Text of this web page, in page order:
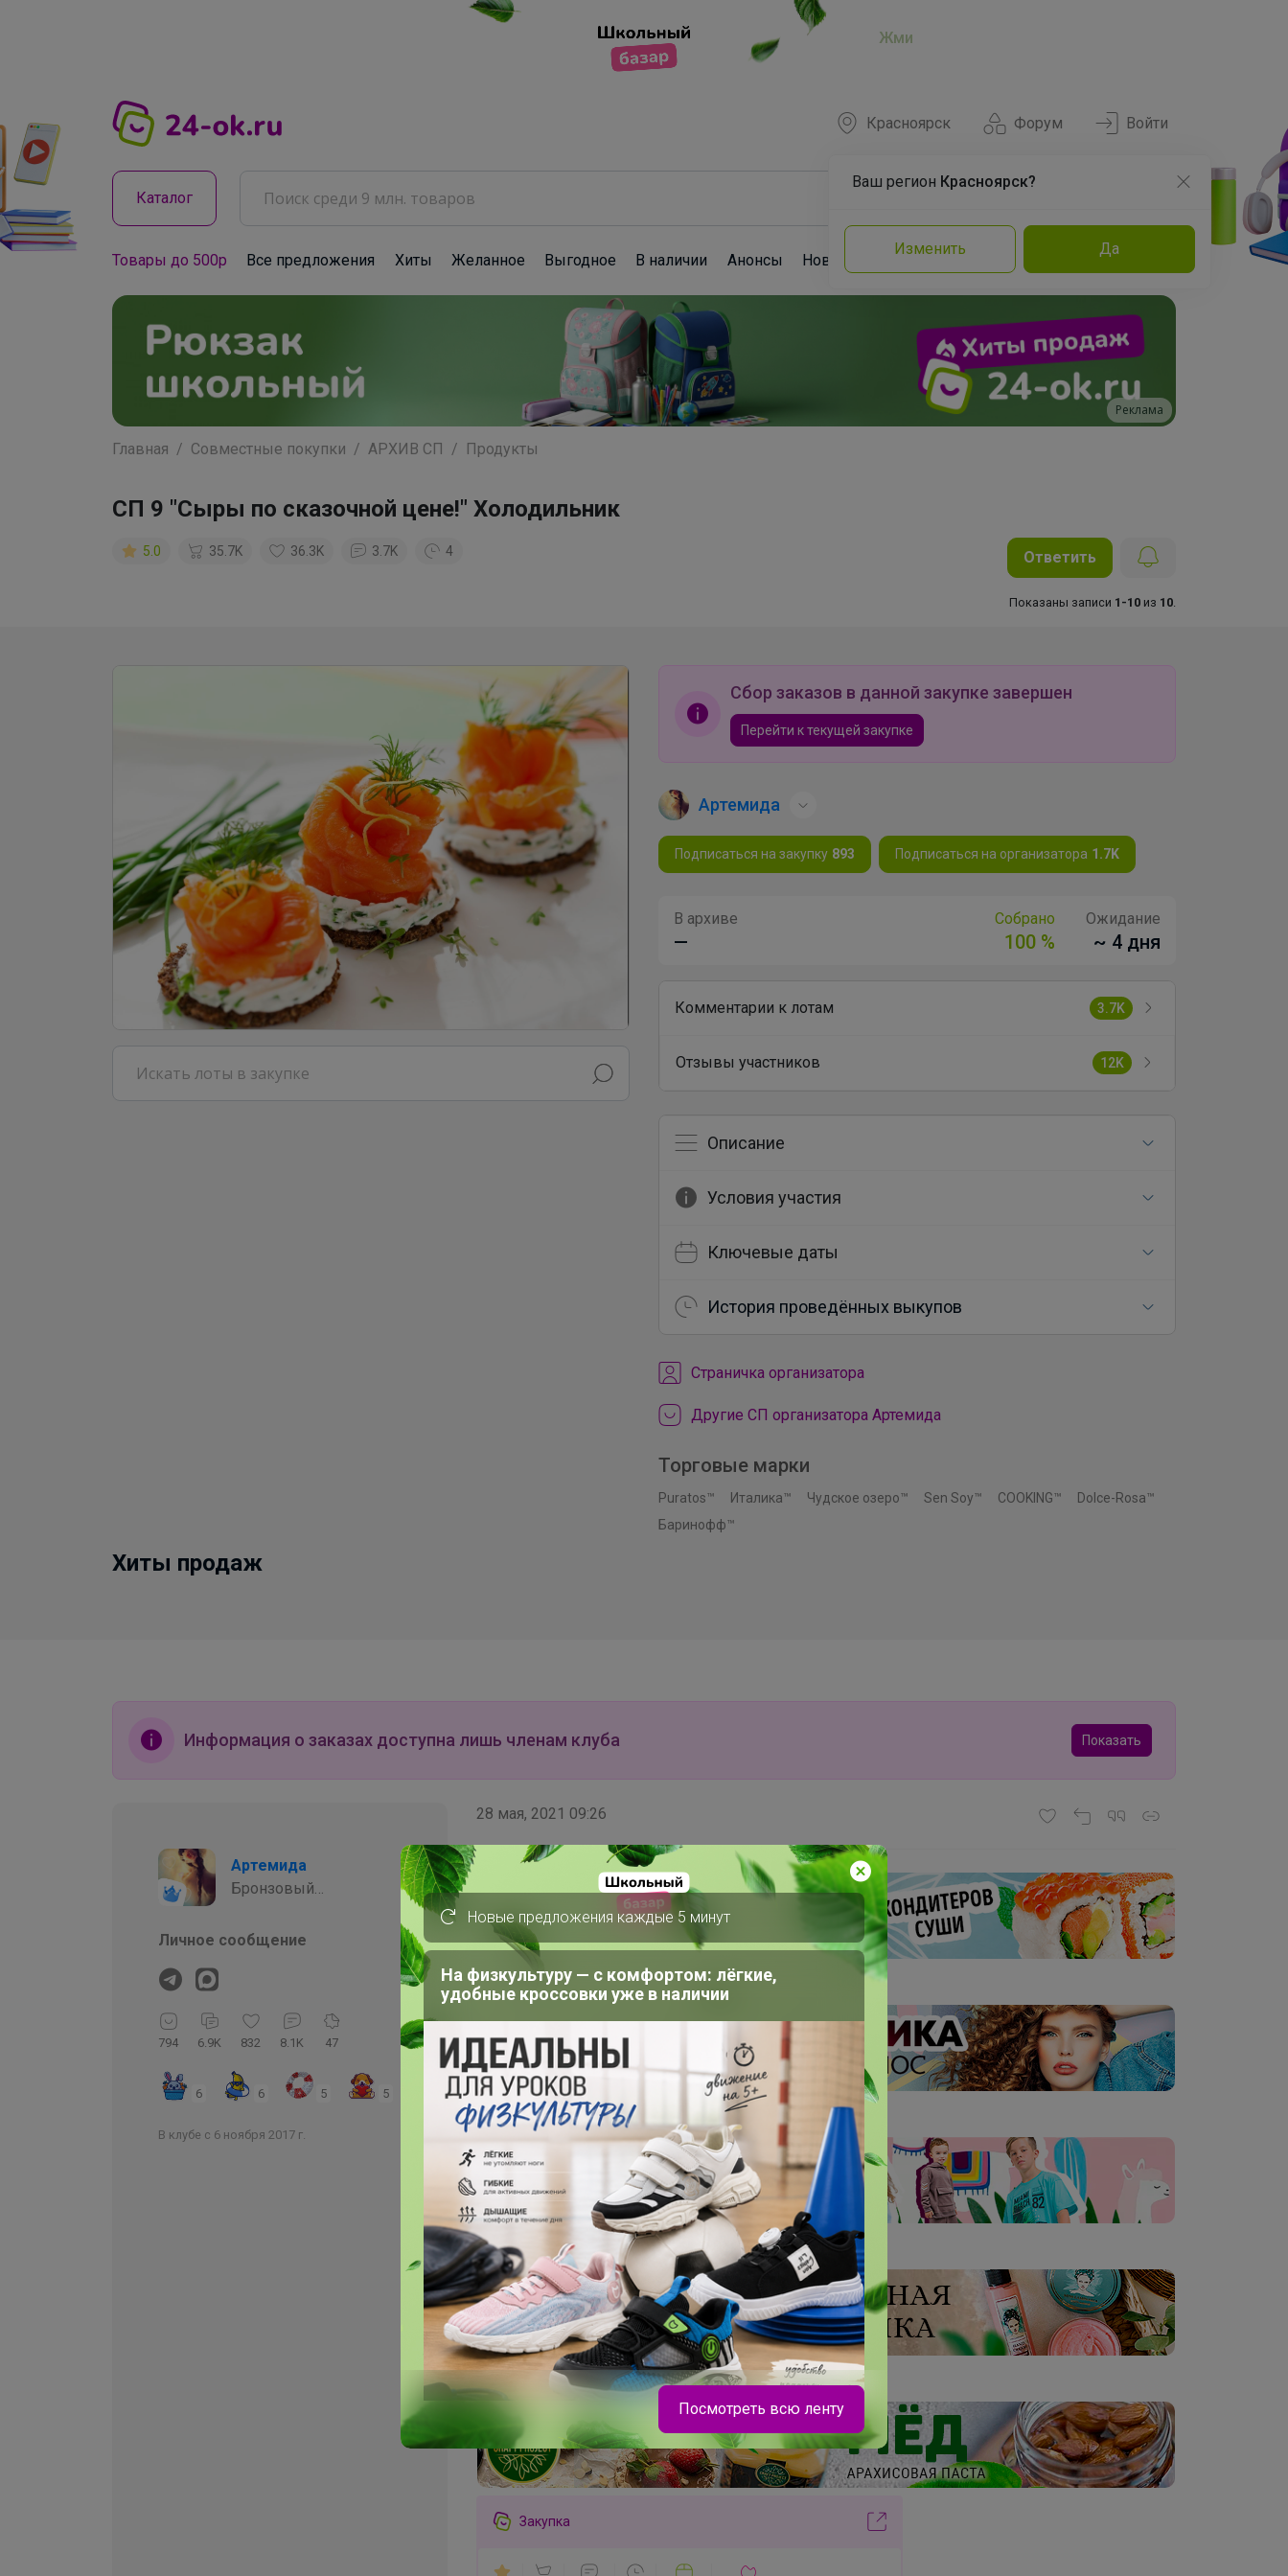
Жми
Форум
Красноярск
Ваш регион Красноярск?
Изменить Да
Войти
Каталог
Товары до 500р Все предложения Хиты Желанное Выгодное В наличии Анонсы Новости Команда Эксперты
Реклама
Главная Совместные покупки АРХИВ СП Продукты
СП 9 "Сыры по сказочной цене!" Холодильник
5.0 35.7K 36.3K 3.7K 4 Ответить
Показаны записи 1-10 из 10
Сбор заказов в данной закупке завершен
Перейти к текущей закупке
Артемида
Подписаться на закупку 893 Подписаться на организатора 1.7K
В архиве
—
Собрано
100 %
Ожидание
~ 4 дня
Комментарии к лотам 3.7K
Отзывы участников 12K
Описание
Условия участия
Ключевые даты
История проведённых выкупов
Cтраничка организатора
Другие СП организатора Артемида
Торговые марки
Puratos™ Италика™ Чудское озеро™ Sen Soy™ COOKING™
Dolce-Rosa™
Баринофф™
Хиты продаж
Информация о заказах доступна лишь членам клуба Показать
Артемида
Бронзовый
Личное сообщение
794 6.9K 832 8.1K 47
6 6 5 5
В клубе с 6 ноября 2017 г.
28 мая, 2021 09:26
Закупка
Новые предложения каждые 5 минут
На физкультуру — с комфортом: лёгкие,
удобные кроссовки уже в наличии
Леныра
Распродажа кроссовок СПРАНДИ
Посмотреть всю ленту